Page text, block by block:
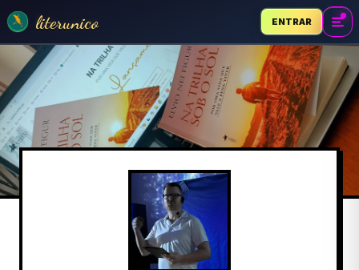
literunico ENTRAR